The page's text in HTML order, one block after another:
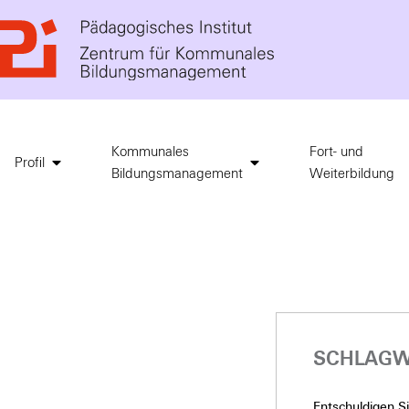
Profil
Kommunales
Bildungsmanagement
Fort- und
Weiterbildung